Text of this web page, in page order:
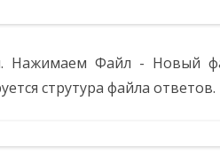
Нажимаем Файл - Новый
струтура файла ответов.